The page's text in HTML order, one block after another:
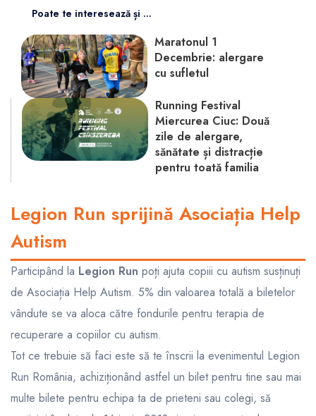
Poate te interesează și ...
Maratonul 1
Decembrie: alergare
cu sufletul
Running Festival
Miercurea Ciuc: Două
zile de alergare,
sănătate și distracție
pentru toată familia
Legion Run sprijină Asociația Help
Autism
Participând la Legion Run poți ajuta copiii cu autism susținuți
de Asociația Help Autism. 5% din valoarea totală a biletelor
vândute se va aloca către fondurile pentru terapia de
recuperare a copiilor cu autism.
Tot ce trebuie să faci este să te înscrii la evenimentul Legion
Run România, achiziționând astfel un bilet pentru tine sau mai
multe bilete pentru echipa ta de prieteni sau colegi, să